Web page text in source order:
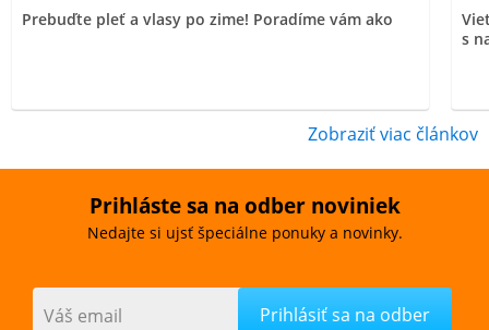
Prebuďte pleť a vlasy po zime! Poradíme vám ako
s
Zobraziť viac článkov
Prihláste sa na odber noviniek
Nedajte si ujsť špeciálne ponuky a novinky.
Váš email